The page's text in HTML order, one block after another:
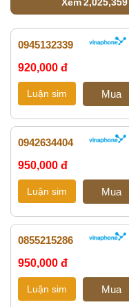
Loading...
0945132339
920,000 đ
0942634404
950,000 đ
0855215286
950,000 đ